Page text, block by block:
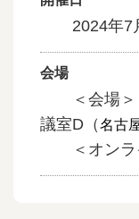
2024年7
会場
＜会場＞
議室D（名古
＜オンラ